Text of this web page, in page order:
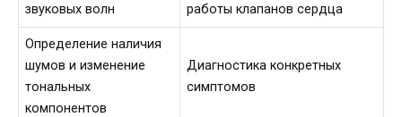
звуковых волн
работы клапанов сердца
Определение наличия
шумов и изменение
тональных
компонентов
Диагностика конкретных
симптомов